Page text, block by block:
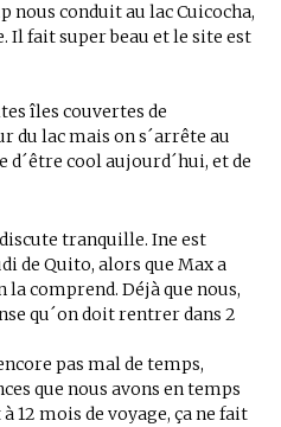
nous conduit au lac Cuicocha,
Il fait super beau et le site est
îles couvertes de
du lac mais on s´arrête au
d´être cool aujourd´hui, et de
tranquille. Ine est
de Quito, alors que Max a
la comprend. Déjà que nous,
qu´on doit rentrer dans 2
pas mal de temps,
que nous avons en temps
12 mois de voyage, ça ne fait